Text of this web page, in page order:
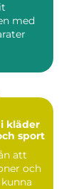
med
kläder
sport
att
och